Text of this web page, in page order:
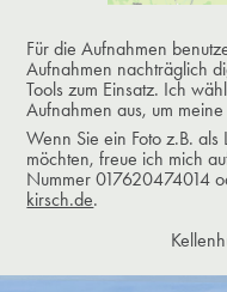
Für die Aufnahmen
Aufnahmen nachträglich
Tools zum Einsatz. Ich
Aufnahmen aus, um
Wenn Sie ein Foto z.B.
möchten, freue ich mich
Nummer 017620474014
kirsch.de.​​​​​​​